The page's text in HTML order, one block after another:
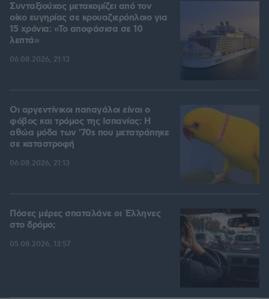
Συνταξιούχος μετακομίζει από τον
οίκο ευγηρίας σε κρουαζιερόπλοιο για
15 χρόνια: «Το αποφάσισα σε 10
λεπτά»
06.08.2026, 21:13
Οι αργεντίνικοι παπαγάλοι είναι ο
φόβος και τρόμος της Ισπανίας: Η
αθώα μόδα των '70s που μετατράπηκε
σε καταστροφή
06.08.2026, 21:13
Πόσες μέρες σπαταλάνε οι Έλληνες
στο δρόμο;
05.08.2026, 13:57